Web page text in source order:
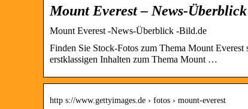
Mount Everest – News-
Mount Everest -News-Überblick -Bild.de
Finden Sie Stock-Fotos zum Thema Mount
erstklassigen Inhalten zum Thema Mount …
http s://www.gettyimages.de › fotos › mount-everest